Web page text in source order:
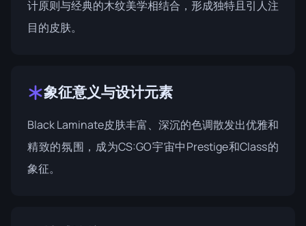
计原则与经典的木纹美学相结合，形成独特且引人注
目的皮肤。
象征意义与设计元素
Black Laminate皮肤丰富、深沉的色调散发出优雅和
精致的氛围，成为CS:GO宇宙中Prestige和Class的
象征。